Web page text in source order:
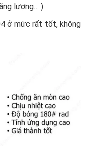
lượng… )
ở mức rất tốt, không